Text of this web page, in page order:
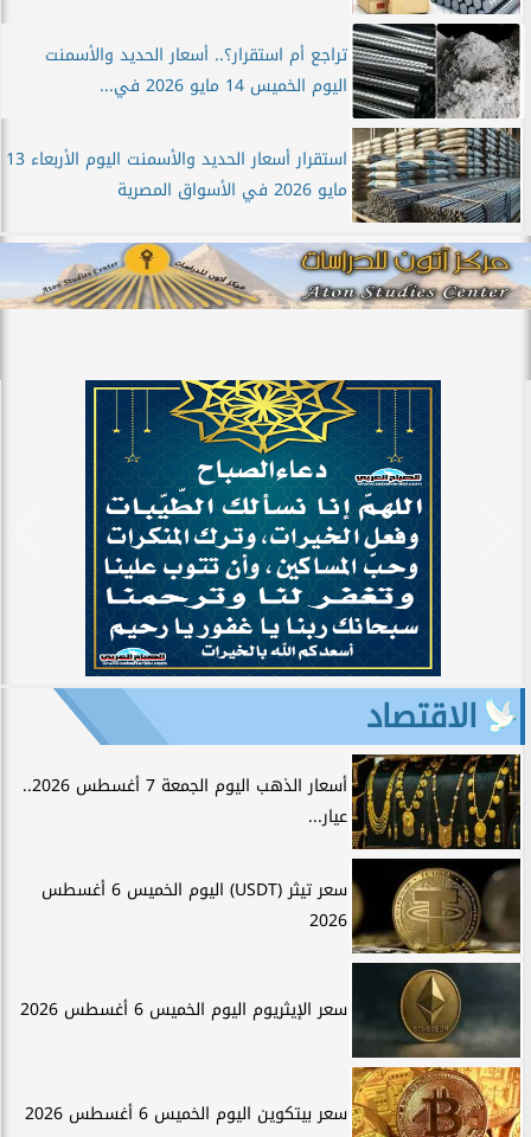
تراجع أم استقرار؟.. أسعار الحديد والأسمنت
اليوم الخميس 14 مايو 2026 في...
استقرار أسعار الحديد والأسمنت اليوم الأربعاء 13
مايو 2026 في الأسواق المصرية
الاقتصاد
أسعار الذهب اليوم الجمعة 7 أغسطس 2026..
عيار...
سعر تيثر (USDT) اليوم الخميس 6 أغسطس
2026
سعر الإيثريوم اليوم الخميس 6 أغسطس 2026
سعر بيتكوين اليوم الخميس 6 أغسطس 2026